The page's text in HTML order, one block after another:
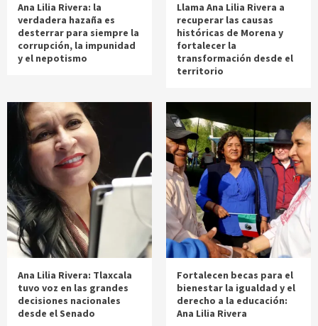
Ana Lilia Rivera: la
verdadera hazaña es
desterrar para siempre la
corrupción, la impunidad
y el nepotismo
Llama Ana Lilia Rivera a
recuperar las causas
históricas de Morena y
fortalecer la
transformación desde el
territorio
Ana Lilia Rivera: Tlaxcala
tuvo voz en las grandes
decisiones nacionales
desde el Senado
Fortalecen becas para el
bienestar la igualdad y el
derecho a la educación:
Ana Lilia Rivera